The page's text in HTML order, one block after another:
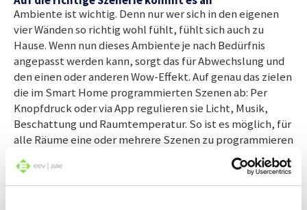
Ambiente ist wichtig. Denn nur wer sich in den eigenen
vier Wänden so richtig wohl fühlt, fühlt sich auch zu
Hause. Wenn nun dieses Ambiente je nach Bedürfnis
angepasst werden kann, sorgt das für Abwechslung und
den einen oder anderen Wow-Effekt. Auf genau das zielen
die im Smart Home programmierten Szenen ab: Per
Knopfdruck oder via App regulieren sie Licht, Musik,
Beschattung und Raumtemperatur. So ist es möglich, für
alle Räume eine oder mehrere Szenen zu programmieren
und sie auf die Bedürfnisse der einzelnen
Familienmitglieder abzustimmen. Im Spielzimmer der
Kinder gibt es beispielsweise eine Einstellung, mit